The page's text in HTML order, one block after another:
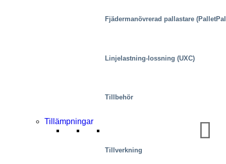
Fjädermanövrerad pallastare
Linjelastning-lossning (UXC)
Tillbehör
Tillämpningar
Tillverkning